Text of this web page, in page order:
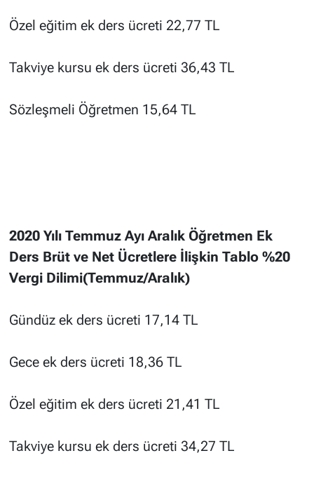
Özel eğitim ek ders ücreti 22,77 TL
Takviye kursu ek ders ücreti 36,43 TL
Sözleşmeli Öğretmen 15,64 TL
2020 Yılı Temmuz Ayı Aralık Öğretmen Ek
Ders Brüt ve Net Ücretlere İlişkin Tablo %20
Vergi Dilimi(Temmuz/Aralık)
Gündüz ek ders ücreti 17,14 TL
Gece ek ders ücreti 18,36 TL
Özel eğitim ek ders ücreti 21,41 TL
Takviye kursu ek ders ücreti 34,27 TL